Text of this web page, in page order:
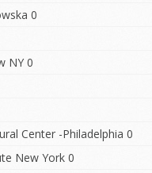
0
NY 0
Center -Philadelphia 0
New York 0